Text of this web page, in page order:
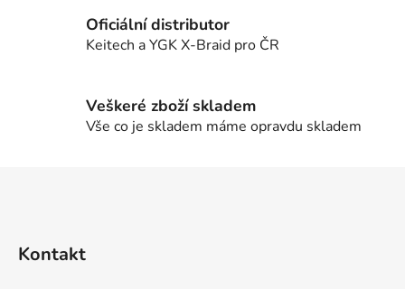
v
k
y
p
i
Oficiální distributor
Keitech a YGK X-Braid pro ČR
Veškeré zboží skladem
Vše co je skladem máme opravdu skladem
Kontakt